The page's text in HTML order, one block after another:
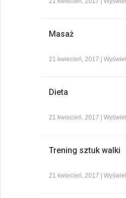
Masaż
21 kwiecień, 2017 |
Dieta
21 kwiecień, 2017 |
Trening sztuk walki
21 kwiecień, 2017 |